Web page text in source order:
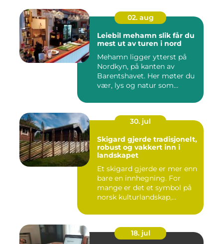
02. aug
Leiebil mehamn slik får du
mest ut av turen i nord
Mehamn ligger ytterst på
Nordkyn, på kanten av
Barentshavet. Her møter du
vær, lys og natur som
30. jul
Skigard gjerde tradisjonelt,
robust og vakkert inn i
landskapet
Et skigard gjerde er mer enn
bare en innhegning. For
mange er det et symbol på
norsk kulturlandskap,...
18. jul